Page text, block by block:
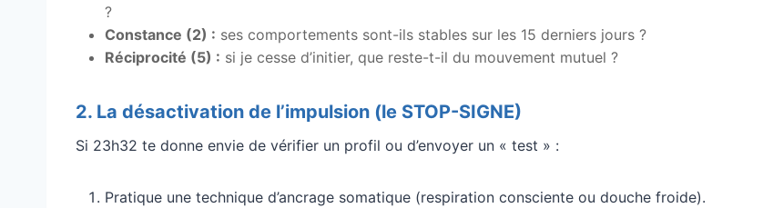
?
Constance (2) : ses comportements sont-ils stables sur les 15 derniers jours ?
Réciprocité (5) : si je cesse d’initier, que reste-t-il du mouvement mutuel ?
2. La désactivation de l’impulsion (le STOP-SIGNE)
Si 23h32 te donne envie de vérifier un profil ou d’envoyer un « test » :
Pratique une technique d’ancrage somatique (respiration consciente ou douche froide).